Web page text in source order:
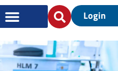
Login